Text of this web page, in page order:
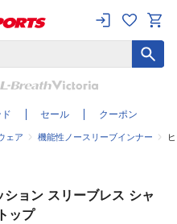
セール クーポン
ェア 機能性ノースリーブインナー
ョン スリーブレス シャ
ップ